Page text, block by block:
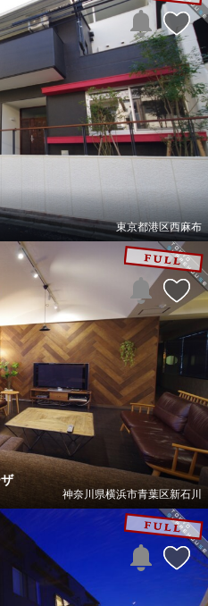
東京都港区西麻布
神奈川県横浜市青葉区新石川